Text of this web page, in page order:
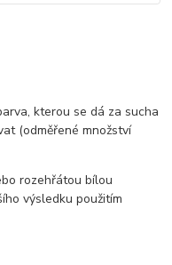
kterou se dá za sucha
(odměřené množství
rozehřátou bílou
výsledku použitím